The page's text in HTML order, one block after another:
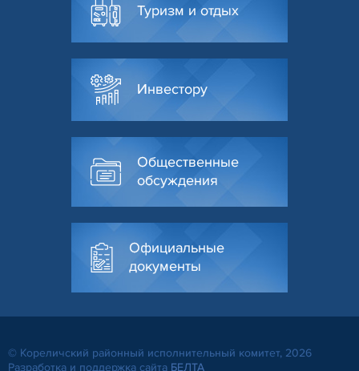
Туризм и отдых
Инвестору
Общественные
обсуждения
Официальные
документы
© Кореличский районный исполнительный комитет, 2026
Разработка и поддержка сайта БЕЛТА